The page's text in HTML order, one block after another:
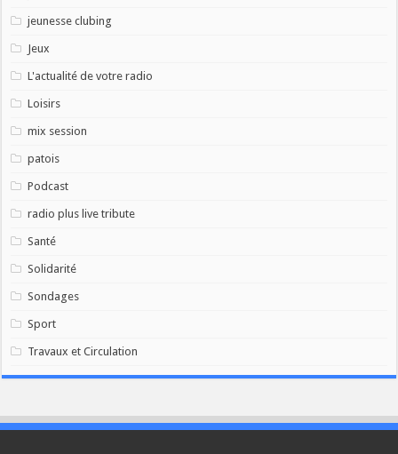
jeunesse clubing
Jeux
L'actualité de votre radio
Loisirs
mix session
patois
Podcast
radio plus live tribute
Santé
Solidarité
Sondages
Sport
Travaux et Circulation